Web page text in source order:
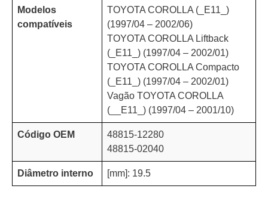
Modelos
compatíveis
TOYOTA COROLLA (_E11_)
(1997/04 – 2002/06)
TOYOTA COROLLA Liftback
(_E11_) (1997/04 – 2002/01)
TOYOTA COROLLA Compacto
(_E11_) (1997/04 – 2002/01)
Vagão TOYOTA COROLLA
(__E11_) (1997/04 – 2001/10)
Código OEM
48815-12280
48815-02040
Diâmetro interno [mm]: 19.5